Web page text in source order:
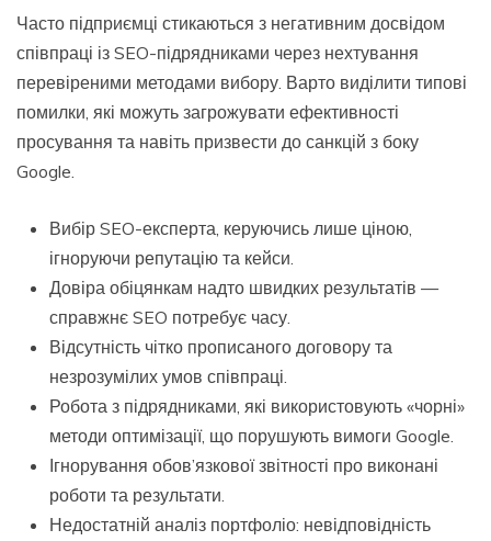
Часто підприємці стикаються з негативним досвідом
співпраці із SEO-підрядниками через нехтування
перевіреними методами вибору. Варто виділити типові
помилки, які можуть загрожувати ефективності
просування та навіть призвести до санкцій з боку
Google.
Вибір SEO-експерта, керуючись лише ціною,
ігноруючи репутацію та кейси.
Довіра обіцянкам надто швидких результатів —
справжнє SEO потребує часу.
Відсутність чітко прописаного договору та
незрозумілих умов співпраці.
Робота з підрядниками, які використовують «чорні»
методи оптимізації, що порушують вимоги Google.
Ігнорування обов’язкової звітності про виконані
роботи та результати.
Недостатній аналіз портфоліо: невідповідність